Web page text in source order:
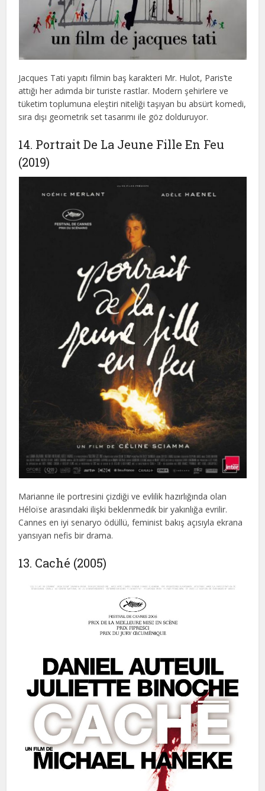
Jacques Tati yapıtı filmin baş karakteri Mr. Hulot, Paris’te
attığı her adımda bir turiste rastlar. Modern şehirlere ve
tüketim toplumuna eleştiri niteliği taşıyan bu absürt komedi,
sıra dışı geometrik set tasarımı ile göz dolduruyor.
14. Portrait De La Jeune Fille En Feu
(2019)
Marianne ile portresini çizdiği ve evlilik hazırlığında olan
Héloïse arasındaki ilişki beklenmedik bir yakınlığa evrilir.
Cannes en iyi senaryo ödüllü, feminist bakış açısıyla ekrana
yansıyan nefis bir drama.
13. Caché (2005)